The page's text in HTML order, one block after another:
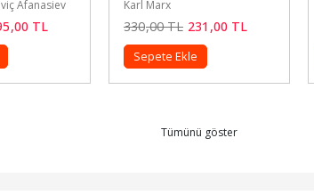
,00TL
Prof. Dr. Ulaş Başar Gezgin
360,00TL 252,00TL
Sepete Ekle
Tümünü göster